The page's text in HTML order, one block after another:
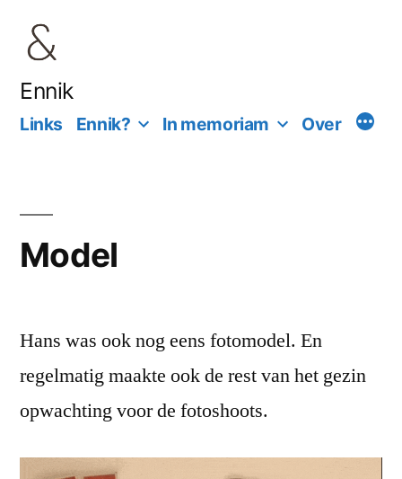
naar
inhoud
Ennik
Links Ennik? In memoriam Over
Model
Hans was ook nog eens fotomodel. En
regelmatig maakte ook de rest van het gezin
opwachting voor de fotoshoots.